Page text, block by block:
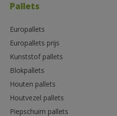
Pallets
Europallets
Europallets prijs
Kunststof pallets
Blokpallets
Houten pallets
Houtvezel pallets
Piepschuim pallets